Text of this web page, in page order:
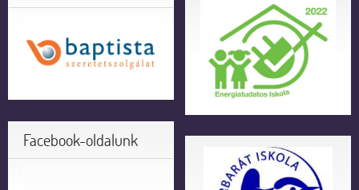
Facebook-oldalunk